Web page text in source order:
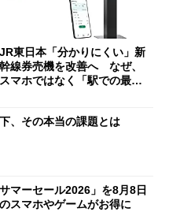
JR東日本「分かりにくい」新
幹線券売機を改善へ なぜ、
スマホではなく「駅での最短
、その本当の課題とは
マーセール2026」を8月8日
スマホやゲームがお得に